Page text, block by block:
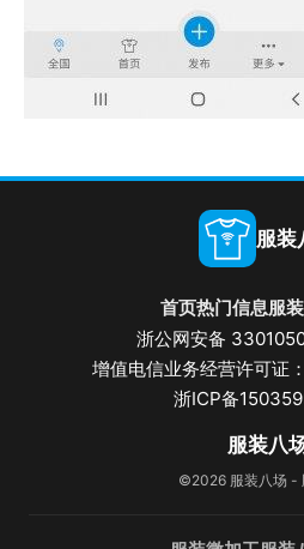
服装
首页热门信息服
浙公网安备
增值电信业务经营许可证
浙ICP备
服装八
©2026 服装八场 -